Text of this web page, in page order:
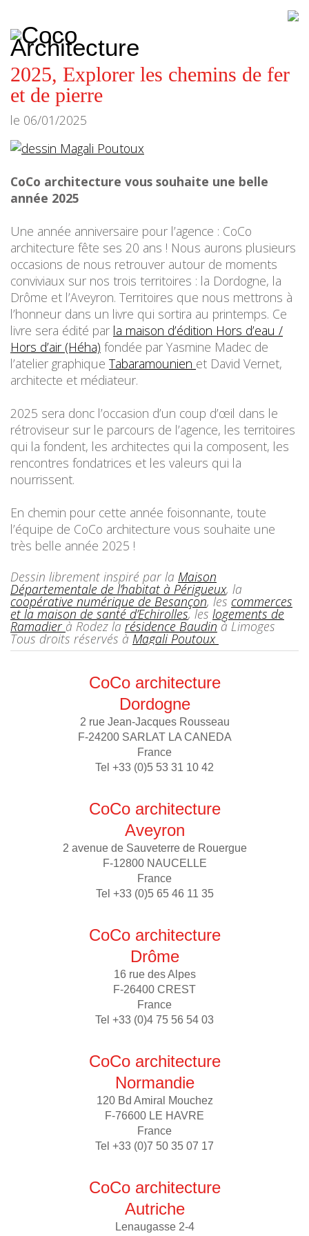
Architecture
architecture,
urbanisme,
etc.
2025, Explorer les chemins de fer
et de pierre
le 06/01/2025
CoCo architecture vous souhaite une belle
année 2025
Une année anniversaire pour l’agence : CoCo
architecture fête ses 20 ans ! Nous aurons plusieurs
occasions de nous retrouver autour de moments
conviviaux sur nos trois territoires : la Dordogne, la
Drôme et l’Aveyron. Territoires que nous mettrons à
l’honneur dans un livre qui sortira au printemps. Ce
livre sera édité par la maison d’édition Hors d’eau /
Hors d’air (Héha) fondée par Yasmine Madec de
l’atelier graphique Tabaramounien et David Vernet,
architecte et médiateur.
2025 sera donc l’occasion d’un coup d’œil dans le
rétroviseur sur le parcours de l’agence, les territoires
qui la fondent, les architectes qui la composent, les
rencontres fondatrices et les valeurs qui la
nourrissent.
En chemin pour cette année foisonnante, toute
l’équipe de CoCo architecture vous souhaite une
très belle année 2025 !
Dessin librement inspiré par la Maison
Départementale de l’habitat à Périgueux, la
coopérative numérique de Besançon, les commerces
et la maison de santé d’Echirolles, les logements de
Ramadier à Rodez la résidence Baudin à Limoges
Tous droits réservés à Magali Poutoux
CoCo architecture
Dordogne
2 rue Jean-Jacques Rousseau
F-24200 SARLAT LA CANEDA
France
Tel +33 (0)5 53 31 10 42
CoCo architecture
Aveyron
2 avenue de Sauveterre de Rouergue
F-12800 NAUCELLE
France
Tel +33 (0)5 65 46 11 35
CoCo architecture
Drôme
16 rue des Alpes
F-26400 CREST
France
Tel +33 (0)4 75 56 54 03
CoCo architecture
Normandie
120 Bd Amiral Mouchez
F-76600 LE HAVRE
France
Tel +33 (0)7 50 35 07 17
CoCo architecture
Autriche
Lenaugasse 2-4